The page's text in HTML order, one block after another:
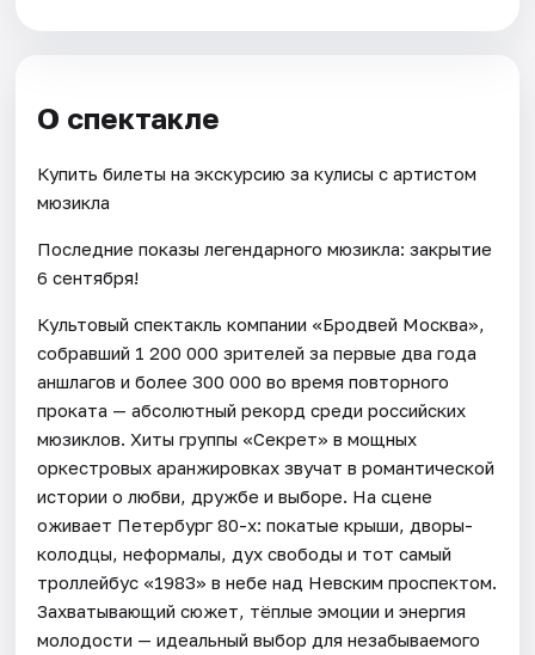
О спектакле
Купить билеты на экскурсию за кулисы с артистом
мюзикла
Последние показы легендарного мюзикла: закрытие
6 сентября!
Культовый спектакль компании «Бродвей Москва»,
собравший 1 200 000 зрителей за первые два года
аншлагов и более 300 000 во время повторного
проката — абсолютный рекорд среди российских
мюзиклов. Хиты группы «Секрет» в мощных
оркестровых аранжировках звучат в романтической
истории о любви, дружбе и выборе. На сцене
оживает Петербург 80-х: покатые крыши, дворы-
колодцы, неформалы, дух свободы и тот самый
троллейбус «1983» в небе над Невским проспектом.
Захватывающий сюжет, тёплые эмоции и энергия
молодости — идеальный выбор для незабываемого